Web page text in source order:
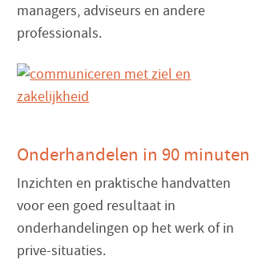
managers, adviseurs en andere
professionals.
Onderhandelen in 90 minuten
Inzichten en praktische handvatten
voor een goed resultaat in
onderhandelingen op het werk of in
prive-situaties.